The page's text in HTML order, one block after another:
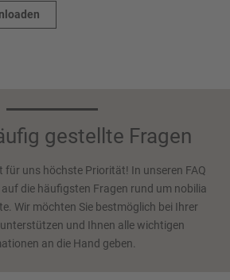
gestellte Fragen
für uns höchste Priorität! In unseren FAQ
die häufigsten Fragen rund um nobilia
Wir möchten Sie bestmöglich bei Ihrer
und Ihnen alle wichtigen
an die Hand geben.